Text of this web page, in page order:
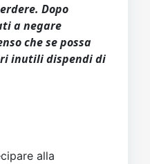
Dopo
a negare
che se possa
inutili dispendi di
alla